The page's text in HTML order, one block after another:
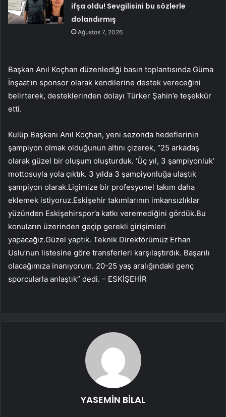
ifşa oldu! Sevgilisini bu sözlerle
dolandırmış
Ağustos 7, 2026
Başkan Anıl Koçhan düzenlediği basın toplantısında Güma
İnşaat’ın sponsor olarak kendilerine destek vereceğini
belirterek, desteklerinden dolayı Türker Şahin’e teşekkür
etti.
Kulüp Başkanı Anıl Koçhan, yeni sezonda hedeflerinin
şampiyon olmak olduğunun altını çizerek, “25 arkadaş
olarak güzel bir oluşum oluşturduk. ‘Üç yıl, 3 şampiyonluk’
mottosuyla yola çıktık. 3 yılda 3 şampiyonluğa ulaştık
şampiyon olarak.Ligimize bir profesyonel takım daha
eklemek istiyoruz.Eskişehir takımlarının imkansızlıklar
yüzünden Eskişehirspor’a katkı veremediğini gördük.Bu
konuların üzerinden geçip gerekli girişimleri
yapacağız.Güzel yaptık. Teknik Direktörümüz Erhan
Uslu’nun listesine göre transferleri karşılaştırdık. Başarılı
olacağımıza inanıyorum. 20-25 yaş aralığındaki genç
sporcularla anlaştık” dedi. – ESKİŞEHİR
YASEMİN BİLAL